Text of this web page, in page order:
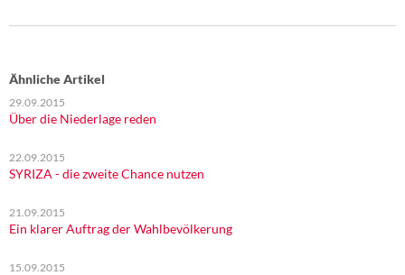
Über mich
Ähnliche Artikel
29.09.2015
Über die Niederlage reden
22.09.2015
SYRIZA - die zweite Chance nutzen
21.09.2015
Ein klarer Auftrag der Wahlbevölkerung
15.09.2015